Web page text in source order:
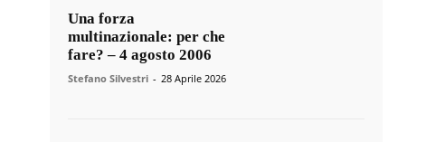
Una forza
multinazionale: per che
fare? – 4 agosto 2006
Stefano Silvestri - 28 Aprile 2026